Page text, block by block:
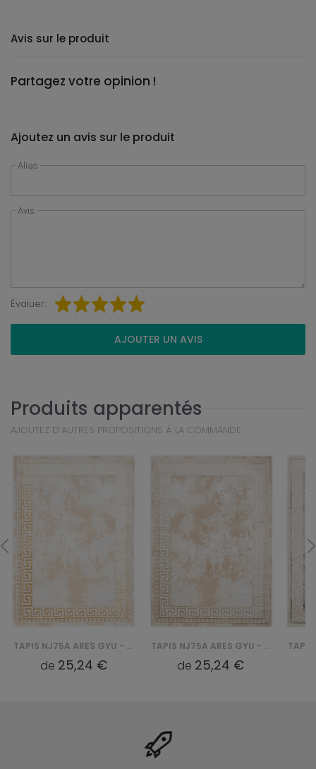
Avis sur le produit
Partagez votre opinion !
Ajoutez un avis sur le produit
Alias
Avis
Évaluer:
AJOUTER UN AVIS
Produits apparentés
AJOUTEZ D’AUTRES PROPOSITIONS À LA COMMANDE
TAPIS NJ75A ARES GYU - ZŁOTY
de 25,24 €
TAPIS NJ75A ARES GYU - BEŻOWY
de 25,24 €